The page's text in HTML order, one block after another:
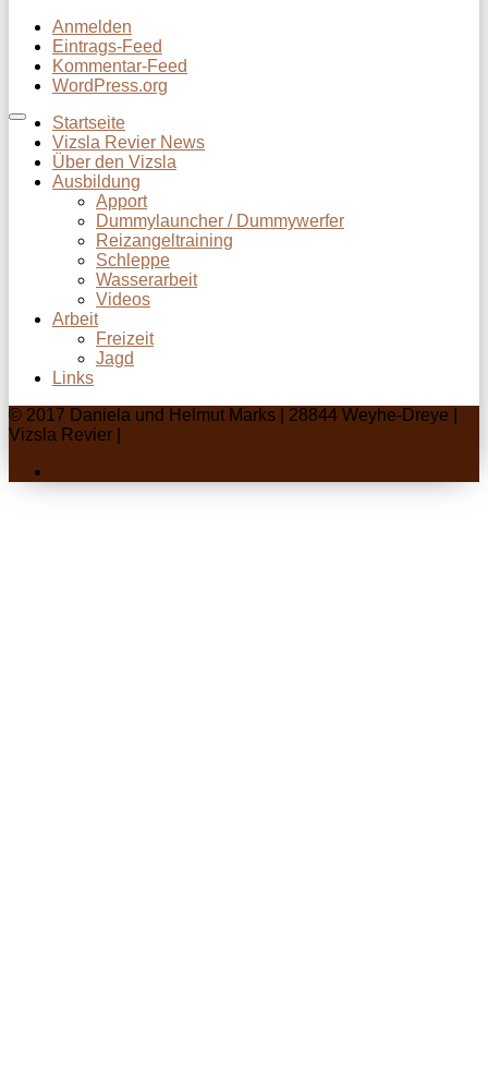
Anmelden
Eintrags-Feed
Kommentar-Feed
WordPress.org
Startseite
Vizsla Revier News
Über den Vizsla
Ausbildung
Apport
Dummylauncher / Dummywerfer
Reizangeltraining
Schleppe
Wasserarbeit
Videos
Arbeit
Freizeit
Jagd
Links
© 2017 Daniela und Helmut Marks | 28844 Weyhe-Dreye |
Vizsla Revier |